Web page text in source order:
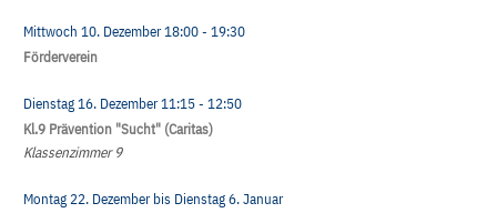
Mittwoch 10. Dezember18:00- 19:30
Förderverein
Dienstag 16. Dezember11:15- 12:50
Kl.9 Prävention "Sucht" (Caritas)
Klassenzimmer 9
Montag 22. Dezemberbis Dienstag 6. Januar